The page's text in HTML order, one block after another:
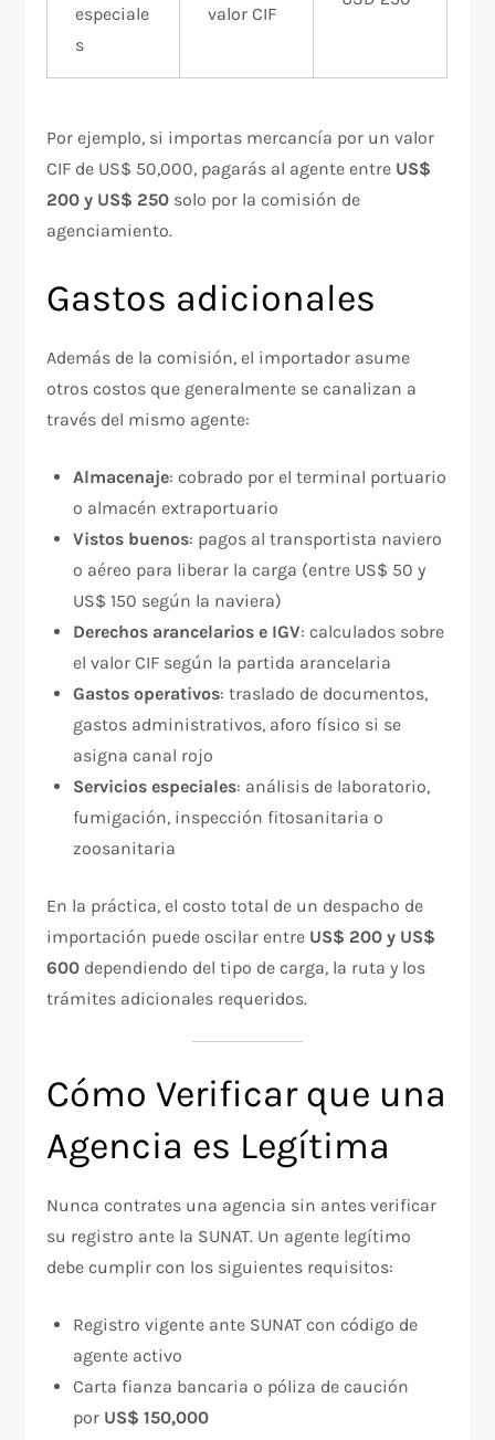
especiale
s
valor CIF
Por ejemplo, si importas mercancía por un valor
CIF de US$ 50,000, pagarás al agente entre US$
200 y US$ 250 solo por la comisión de
agenciamiento.
Gastos adicionales
Además de la comisión, el importador asume
otros costos que generalmente se canalizan a
través del mismo agente:
Almacenaje: cobrado por el terminal portuario
o almacén extraportuario
Vistos buenos: pagos al transportista naviero
o aéreo para liberar la carga (entre US$ 50 y
US$ 150 según la naviera)
Derechos arancelarios e IGV: calculados sobre
el valor CIF según la partida arancelaria
Gastos operativos: traslado de documentos,
gastos administrativos, aforo físico si se
asigna canal rojo
Servicios especiales: análisis de laboratorio,
fumigación, inspección fitosanitaria o
zoosanitaria
En la práctica, el costo total de un despacho de
importación puede oscilar entre US$ 200 y US$
600 dependiendo del tipo de carga, la ruta y los
trámites adicionales requeridos.
Cómo Verificar que una
Agencia es Legítima
Nunca contrates una agencia sin antes verificar
su registro ante la SUNAT. Un agente legítimo
debe cumplir con los siguientes requisitos:
Registro vigente ante SUNAT con código de
agente activo
Carta fianza bancaria o póliza de caución
por US$ 150,000